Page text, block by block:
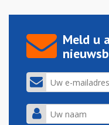
Meld u